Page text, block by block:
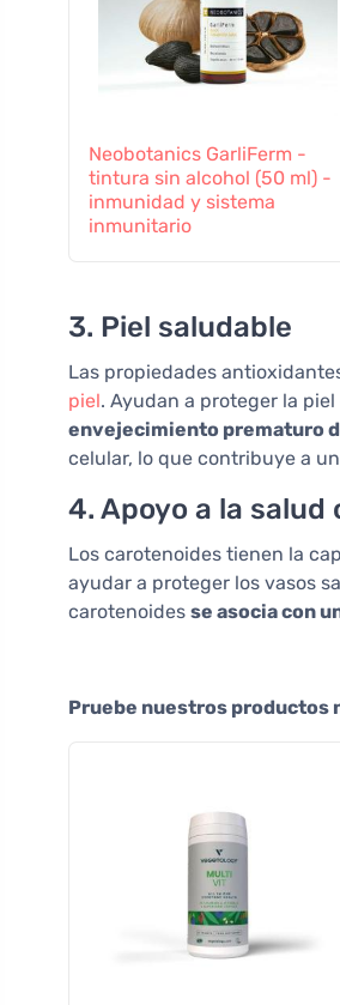
Neobotanics GarliFerm -
tintura sin alcohol (50 ml) -
inmunidad y sistema
inmunitario
3. Piel saludable
Las propiedades
piel. Ayudan a proteger la
envejecimiento prematuro
celular, lo que contribuye a
4. Apoyo a la
Los carotenoides tienen la
ayudar a proteger los vasos
carotenoides se asocia con
Pruebe nuestros productos